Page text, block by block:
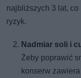
najbliższych 3 lat,
ryzyk.
Nadmiar soli i
Żeby poprawić
konserw